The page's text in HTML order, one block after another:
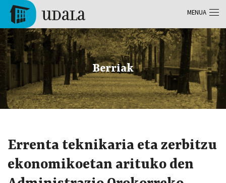
Skip to main content
Tolosa
Berriak
Errenta teknikaria eta zerbitzu
ekonomikoetan arituko den
MENUA